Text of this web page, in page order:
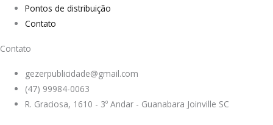
Pontos de distribuição
Contato
Contato
gezerpublicidade@gmail.com
(47) 99984-0063
R. Graciosa, 1610 - 3º Andar - Guanabara Joinville SC